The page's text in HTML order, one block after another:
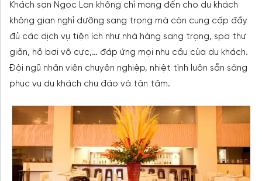
Khách sạn Ngọc Lan không chỉ mang đến cho du khách
không gian nghỉ dưỡng sang trọng mà còn cung cấp đầy
đủ các dịch vụ tiện ích như nhà hàng sang trọng, spa thư
giãn, hồ bơi vô cực,… đáp ứng mọi nhu cầu của du khách.
Đội ngũ nhân viên chuyên nghiệp, nhiệt tình luôn sẵn sàng
phục vụ du khách chu đáo và tận tâm.